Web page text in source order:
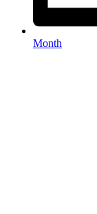
Month